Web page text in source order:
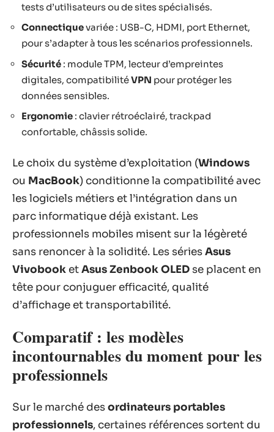
tests d’utilisateurs ou de sites spécialisés.
Connectiquevariée : USB-C, HDMI, port Ethernet,
pour s’adapter à tous les scénarios professionnels.
Sécurité : module TPM, lecteur d’empreintes
digitales, compatibilitéVPN pour protéger les
données sensibles.
Ergonomie : clavier rétroéclairé, trackpad
confortable, châssis solide.
Le choix du système d’exploitation (Windows
ou MacBook) conditionne la compatibilité avec
les logiciels métiers et l’intégration dans un
parc informatique déjà existant. Les
professionnels mobiles misent sur la légèreté
sans renoncer à la solidité. Les sériesAsus
Vivobook etAsus Zenbook OLED se placent en
tête pour conjuguer efficacité, qualité
d’affichage et transportabilité.
Comparatif : les modèles
incontournables du moment pour les
professionnels
Sur le marché desordinateurs portables
professionnels, certaines références sortent du